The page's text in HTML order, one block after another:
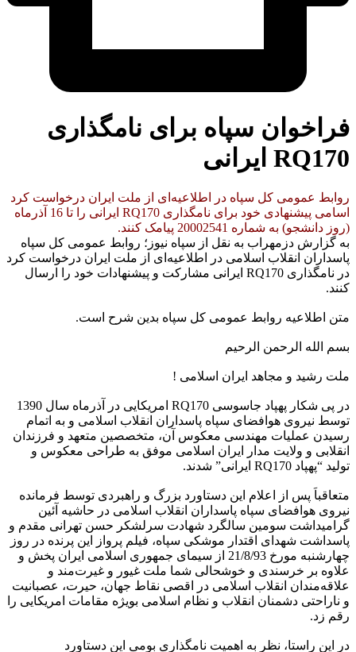
فراخوان سپاه برای نامگذاری
RQ170 ایرانی
روابط عمومی کل سپاه در اطلاعیه‌ای از ملت ایران درخواست کرد
اسامی پیشنهادی خود برای نامگذاری RQ170 ایرانی را تا 16 آذرماه
(روز دانشجو) به شماره 20002541 پیامک کنند.
به گزارش دزمهراب به نقل از سپاه نیوز؛ روابط عمومی کل سپاه
پاسداران انقلاب اسلامی در اطلاعیه‌ای از ملت ایران درخواست کرد
در نامگذاری RQ170 ایرانی مشارکت و پیشنهادات خود را ارسال
کنند.
متن اطلاعیه روابط عمومی کل سپاه بدین شرح است.
بسم الله الرحمن الرحیم
ملت رشید و مجاهد ایران اسلامی !
در پی شکار پهپاد جاسوسی RQ170 امریکایی در آذرماه سال 1390
توسط نیروی هوافضای سپاه پاسداران انقلاب اسلامی و به اتمام
رسیدن عملیات مهندسی معکوس آن، متخصصین متعهد و فرزندان
انقلابی و ولایت مدار ایران اسلامی موفق به طراحی معکوس و
تولید “پهپاد RQ170 ایرانی” شدند.
متعاقباَ پس از اعلام این دستاورد بزرگ و راهبردی توسط فرمانده
نیروی هوافضای سپاه پاسداران انقلاب اسلامی در حاشیه آئین
گرامیداشت سومین سالگرد شهادت سرلشکر حسن تهرانی مقدم و
پاسداشت شهدای اقتدار موشکی سپاه، فیلم پرواز این پرنده در روز
چهارشنبه مورخ 21/8/93 از سیمای جمهوری اسلامی ایران پخش و
علاوه بر خرسندی و خوشحالی شما ملت غیور و غیرت‌مند و
علاقه‌مندان انقلاب اسلامی در اقصی نقاط جهان، حیرت، عصبانیت
و ناراحتی دشمنان انقلاب و نظام اسلامی بویژه مقامات امریکایی را
رقم زد.
در این راستا، نظر به اهمیت نامگذاری بومی این دستاورد